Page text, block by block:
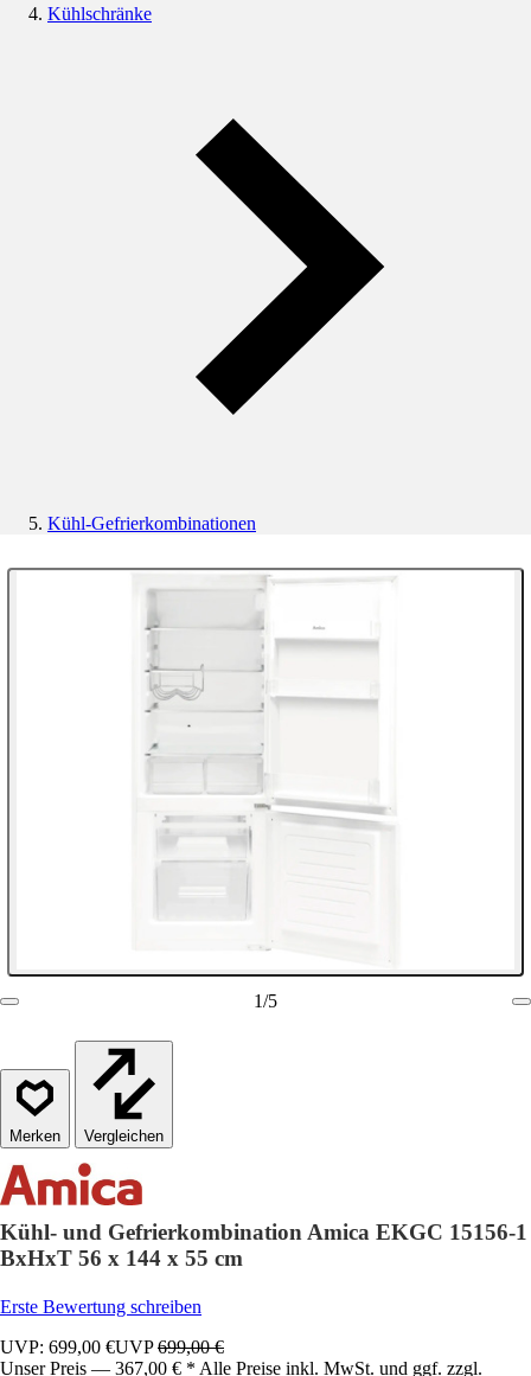
Kühlschränke
Kühl-Gefrierkombinationen
1/5
Vergleichen
Kühl- und Gefrierkombination Amica EKGC 15156-1
BxHxT 56 x 144 x 55 cm
Erste Bewertung schreiben
UVP: 699,00 €UVP699,00 €
Unser Preis — 367,00 € * Alle Preise inkl. MwSt. und ggf. zzgl.